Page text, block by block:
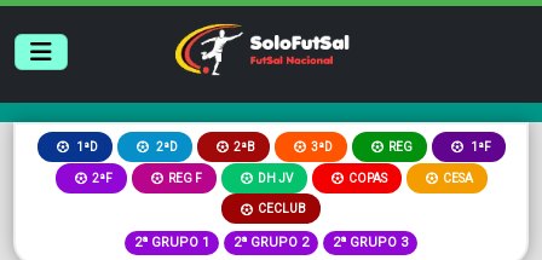
1ªD 2ªD 2ªB 3ªD REG 1ªF
2ªF REG F DH JV COPAS CESA
CECLUB
2ª GRUPO 1 2ª GRUPO 2 2ª GRUPO 3